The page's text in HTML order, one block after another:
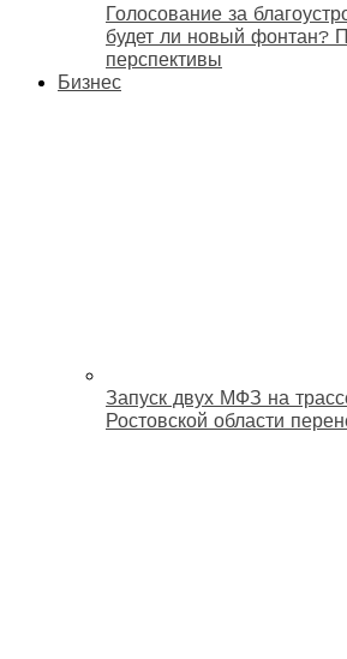
Голосование за
будет ли новый фонтан?
перспективы
Бизнес
Запуск двух МФЗ на
Ростовской области